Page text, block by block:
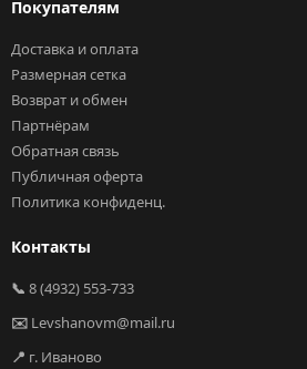
Покупателям
Доставка и оплата
Размерная сетка
Возврат и обмен
Партнёрам
Обратная связь
Публичная оферта
Политика конфиденц.
Контакты
📞 8 (4932) 553-733
✉️ Levshanovm@mail.ru
📍 г. Иваново